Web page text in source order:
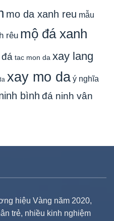
mo da xanh reu mẫu
rêu mộ đá xanh
tac mon da xay lang
xay mo da ý nghĩa
bình đá ninh vân
hiệu Vàng năm 2020,
trẻ, nhiều kinh nghiệm